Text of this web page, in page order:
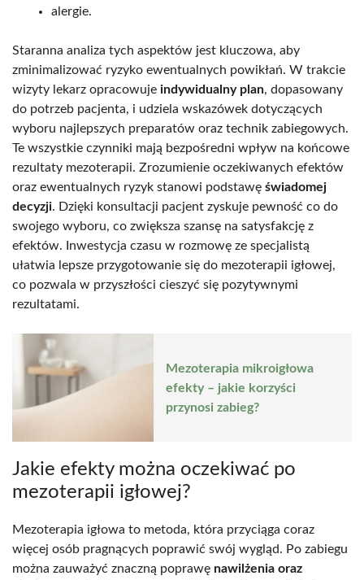
alergie.
Staranna analiza tych aspektów jest kluczowa, aby
zminimalizować ryzyko ewentualnych powikłań. W trakcie
wizyty lekarz opracowuje indywidualny plan, dopasowany
do potrzeb pacjenta, i udziela wskazówek dotyczących
wyboru najlepszych preparatów oraz technik zabiegowych.
Te wszystkie czynniki mają bezpośredni wpływ na końcowe
rezultaty mezoterapii. Zrozumienie oczekiwanych efektów
oraz ewentualnych ryzyk stanowi podstawę świadomej
decyzji. Dzięki konsultacji pacjent zyskuje pewność co do
swojego wyboru, co zwiększa szansę na satysfakcję z
efektów. Inwestycja czasu w rozmowę ze specjalistą
ułatwia lepsze przygotowanie się do mezoterapii igłowej,
co pozwala w przyszłości cieszyć się pozytywnymi
rezultatami.
Mezoterapia mikroigłowa
efekty – jakie korzyści
przynosi zabieg?
Jakie efekty można oczekiwać po
mezoterapii igłowej?
Mezoterapia igłowa to metoda, która przyciąga coraz
więcej osób pragnących poprawić swój wygląd. Po zabiegu
można zauważyć znaczną poprawę nawilżenia oraz